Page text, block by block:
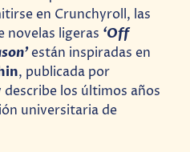
en Crunchyroll, las
novelas ligeras ‘Off
están inspiradas en
, publicada por
describe los últimos años
universitaria de